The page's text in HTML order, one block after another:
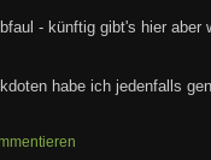
- künftig gibt's hier aber
habe ich jedenfalls